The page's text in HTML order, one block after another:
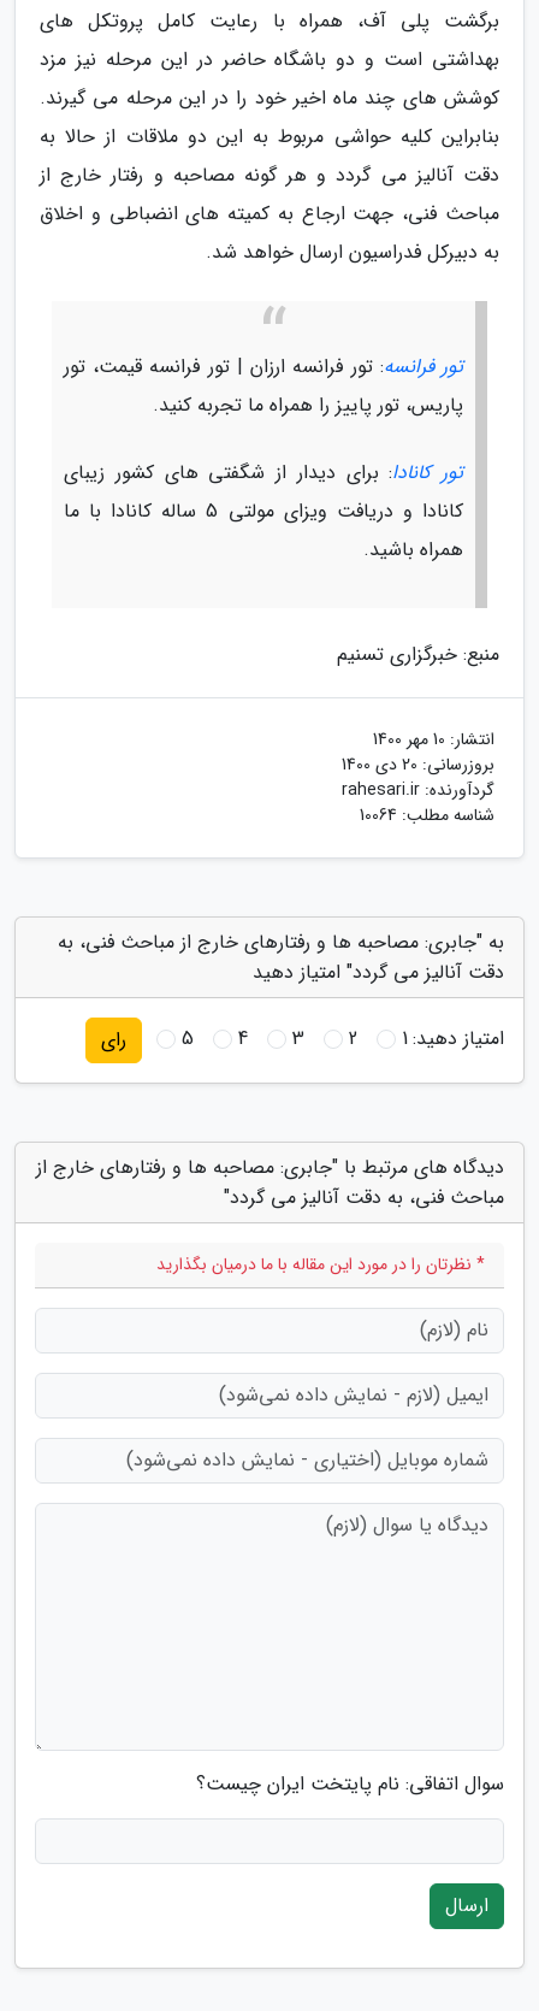
برگشت پلی آف، همراه با رعایت کامل پروتکل های
بهداشتی است و دو باشگاه حاضر در این مرحله نیز مزد
کوشش های چند ماه اخیر خود را در این مرحله می گیرند.
بنابراین کلیه حواشی مربوط به این دو ملاقات از حالا به
دقت آنالیز می گردد و هر گونه مصاحبه و رفتار خارج از
مباحث فنی، جهت ارجاع به کمیته های انضباطی و اخلاق
به دبیرکل فدراسیون ارسال خواهد شد.
تور فرانسه: تور فرانسه ارزان | تور فرانسه قیمت، تور
پاریس، تور پاییز را همراه ما تجربه کنید.
تور کانادا: برای دیدار از شگفتی های کشور زیبای
کانادا و دریافت ویزای مولتی 5 ساله کانادا با ما
همراه باشید.
منبع: خبرگزاری تسنیم
انتشار: 10 مهر 1400
بروزرسانی: 20 دی 1400
گردآورنده: rahesari.ir
شناسه مطلب: 10064
به "جابری: مصاحبه ها و رفتارهای خارج از مباحث فنی، به
دقت آنالیز می گردد" امتیاز دهید
امتیاز دهید:1
2
3
4
5 رای
دیدگاه های مرتبط با "جابری: مصاحبه ها و رفتارهای خارج از
مباحث فنی، به دقت آنالیز می گردد"
* نظرتان را در مورد این مقاله با ما درمیان بگذارید
سوال اتفاقی: نام پایتخت ایران چیست؟
ارسال